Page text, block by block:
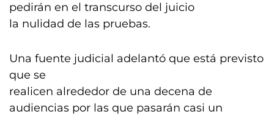
pedirán en el transcurso del juicio
la nulidad de las pruebas.
Una fuente judicial adelantó que está previsto
que se
realicen alrededor de una decena de
audiencias por las que pasarán casi un